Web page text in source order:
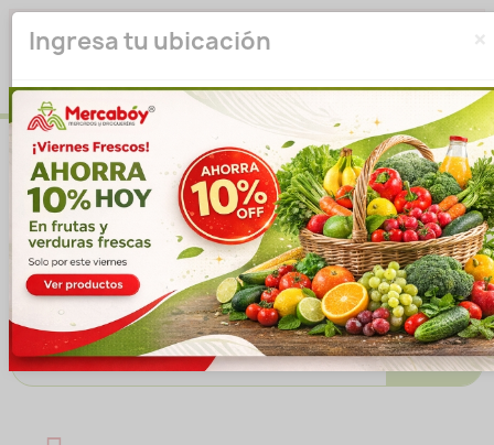
Seleccione su ubicación para que podamos verificar si
actualmente prestamos servicio en su área.
Ingresa tu ubicación
Introducir ubicación
No volver a mostrar esta ventana emergente
IR A LA TIENDA
Buscar